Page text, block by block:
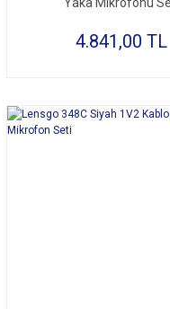
4.841,00 TL